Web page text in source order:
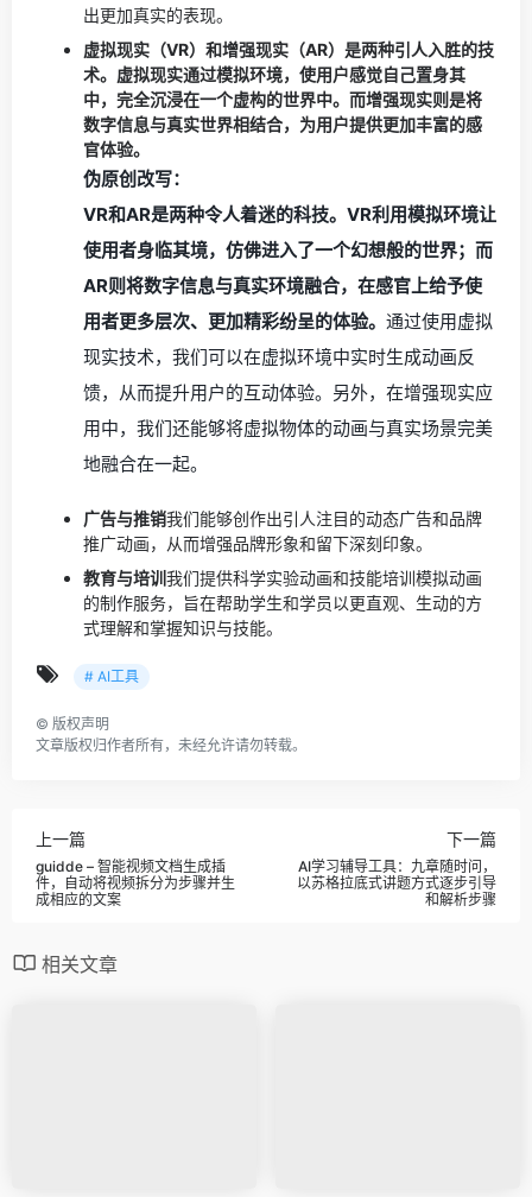
出更加真实的表现。
虚拟现实（VR）和增强现实（AR）是两种引人入胜的技
术。虚拟现实通过模拟环境，使用户感觉自己置身其
中，完全沉浸在一个虚构的世界中。而增强现实则是将
数字信息与真实世界相结合，为用户提供更加丰富的感
官体验。
伪原创改写：
VR和AR是两种令人着迷的科技。VR利用模拟环境让
使用者身临其境，仿佛进入了一个幻想般的世界；而
AR则将数字信息与真实环境融合，在感官上给予使
用者更多层次、更加精彩纷呈的体验。 通过使用虚拟
现实技术，我们可以在虚拟环境中实时生成动画反
馈，从而提升用户的互动体验。另外，在增强现实应
用中，我们还能够将虚拟物体的动画与真实场景完美
地融合在一起。
广告与推销我们能够创作出引人注目的动态广告和品牌
推广动画，从而增强品牌形象和留下深刻印象。
教育与培训我们提供科学实验动画和技能培训模拟动画
的制作服务，旨在帮助学生和学员以更直观、生动的方
式理解和掌握知识与技能。
# AI工具
© 版权声明
文章版权归作者所有，未经允许请勿转载。
上一篇
guidde – 智能视频文档生成插
件，自动将视频拆分为步骤并生
成相应的文案
下一篇
AI学习辅导工具：九章随时问，
以苏格拉底式讲题方式逐步引导
和解析步骤
相关文章